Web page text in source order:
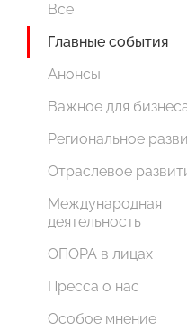
Все
Главные события
Анонсы
Важное для
Региональное
Отраслевое
Международная
деятельность
ОПОРА в лицах
Пресса о нас
Особое мнение